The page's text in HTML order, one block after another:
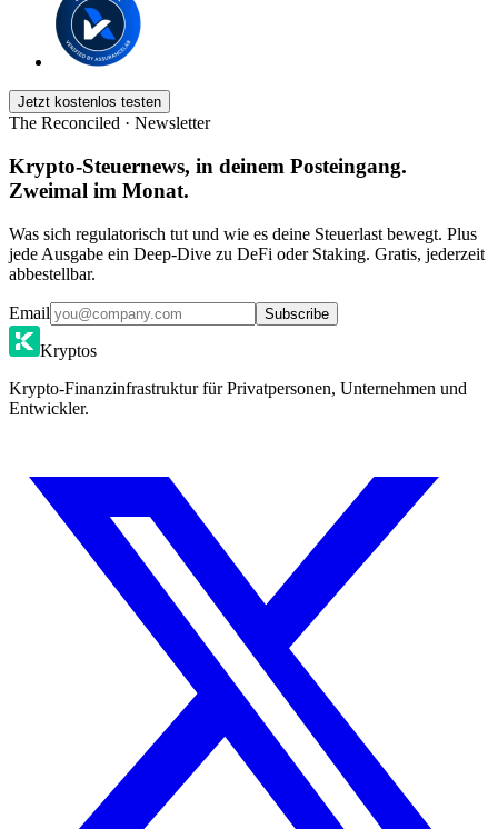
Jetzt kostenlos testen
The Reconciled · Newsletter
Krypto-Steuernews, in deinem Posteingang.
Zweimal im Monat.
Was sich regulatorisch tut und wie es deine Steuerlast bewegt. Plus
jede Ausgabe ein Deep-Dive zu DeFi oder Staking. Gratis, jederzeit
abbestellbar.
Email Subscribe
Kryptos
Krypto-Finanzinfrastruktur für Privatpersonen, Unternehmen und
Entwickler.